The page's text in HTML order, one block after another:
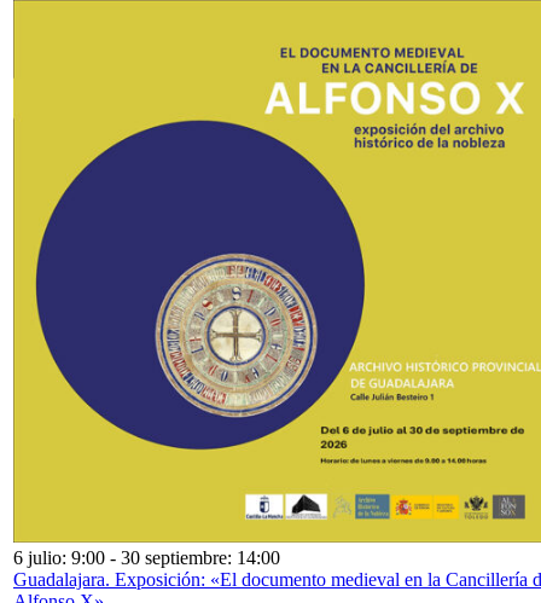
6 julio: 9:00 - 30 septiembre: 14:00
Guadalajara. Exposición: «El documento medieval en la Cancillería